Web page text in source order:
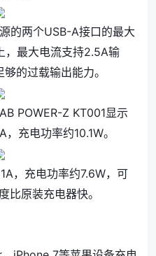
的两个USB-A接口的最大
，最大电流支持2.5A输
的过载输出能力。
POWER-Z KT001显示
充电功率约10.1W。
，充电功率约7.6W，可
比原装充电器快。